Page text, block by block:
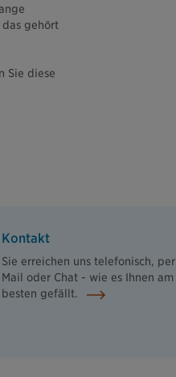
gehört
Sie diese
Kontakt
Sie erreichen uns telefonisch, per
Mail oder Chat - wie es Ihnen am
besten gefällt.